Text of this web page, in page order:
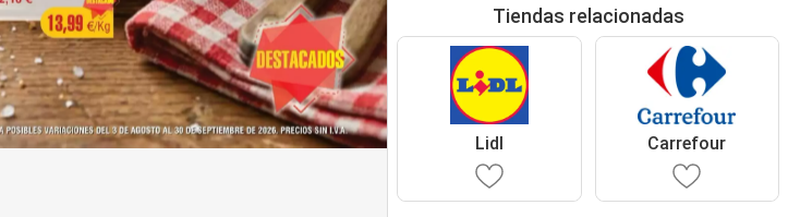
Tiendas relacionadas
Lidl Carrefour